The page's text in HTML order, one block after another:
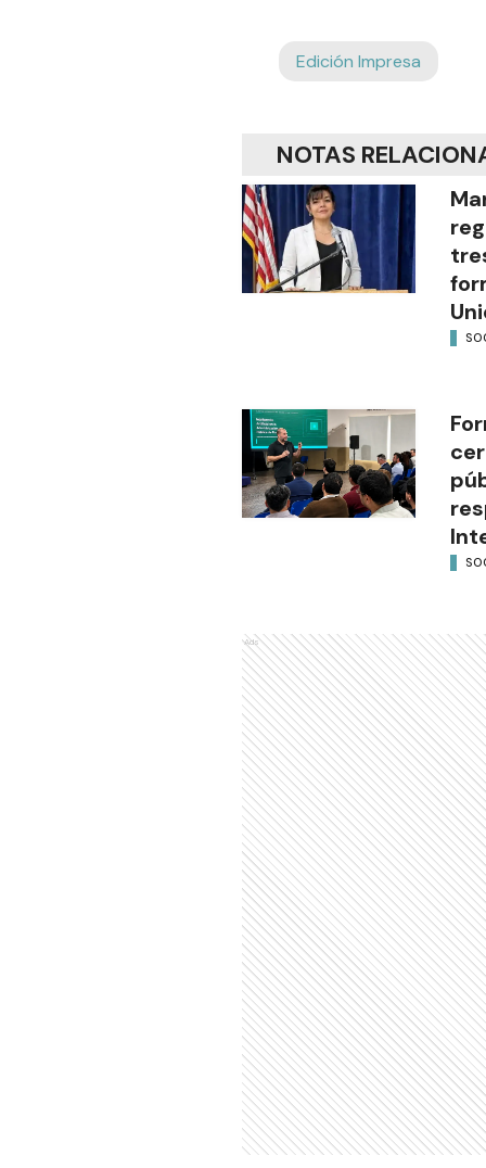
Edición Impresa
NOTAS
Ads